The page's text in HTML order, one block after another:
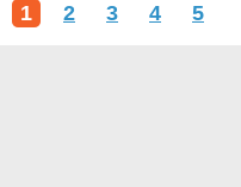
1 2 3 4 5